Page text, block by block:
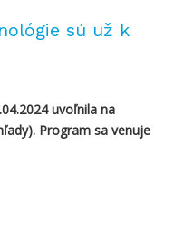
sú už k
uvoľnila na
Program sa venuje